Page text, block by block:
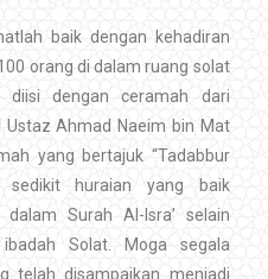
baik dengan kehadiran
orang di dalam ruang solat
dengan ceramah dari
Ustaz Ahmad Naeim bin Mat
yang bertajuk “Tadabbur
sedikit huraian yang baik
Surah Al-Isra’ selain
Solat. Moga segala
telah disampaikan menjadi